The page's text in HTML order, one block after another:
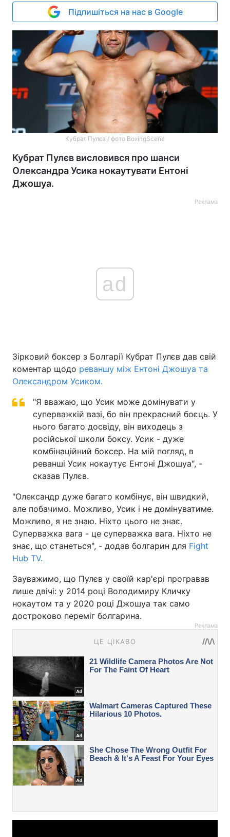
Підпишіться на нас в Google
Кубрат Пулєв / фото BoxingScene
Кубрат Пулєв висловився про шанси
Олександра Усика нокаутувати Ентоні
Джошуа.
Реклама
ad
Зірковий боксер з Болгарії Кубрат Пулєв дав свій
коментар щодо реваншу між Ентоні Джошуа та
Олександром Усиком.
"Я вважаю, що Усик може домінувати у
суперважкій вазі, бо він прекрасний боєць. У
нього багато досвіду, він виходець з
російської школи боксу. Усик - дуже
комбінаційний боксер. На мій погляд, в
реванші Усик нокаутує Ентоні Джошуа", -
сказав Пулєв.
"Олександр дуже багато комбінує, він швидкий,
але побачимо. Можливо, Усик і не домінуватиме.
Можливо, я не знаю. Ніхто цього не знає.
Суперважка вага - це суперважка вага. Ніхто не
знає, що станеться", - додав болгарин для Fight
Hub TV.
Зауважимо, що Пулєв у своїй кар'єрі програвав
лише двічі: у 2014 році Володимиру Кличку
нокаутом та у 2020 році Джошуа так само
достроково переміг болгарина.
Реклама